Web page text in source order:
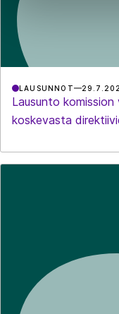
LAUSUNNOT
Lausunto
koskevasta